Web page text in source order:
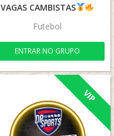
VAGAS CAMBISTAS
Futebol
ENTRAR NO GRUPO
VIP